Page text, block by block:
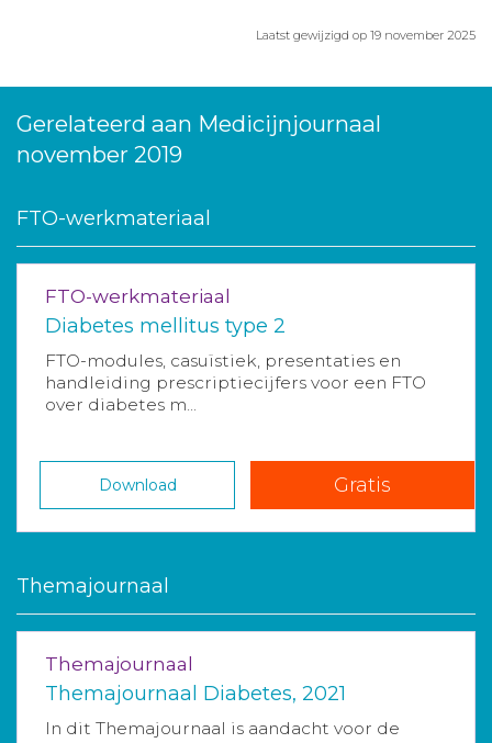
Laatst gewijzigd op 19 november 2025
Gerelateerd aan Medicijnjournaal
november 2019
FTO-werkmateriaal
FTO-werkmateriaal
Diabetes mellitus type 2
FTO-modules, casuïstiek, presentaties en
handleiding prescriptiecijfers voor een FTO
over diabetes m...
Download Gratis
Themajournaal
Themajournaal
Themajournaal Diabetes, 2021
In dit Themajournaal is aandacht voor de